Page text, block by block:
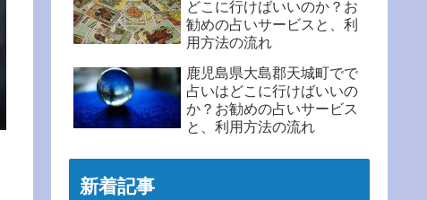
どこに行けばいいのか？お
勧めの占いサービスと、利
用方法の流れ
鹿児島県大島郡天城町でで
占いはどこに行けばいいの
か？お勧めの占いサービス
と、利用方法の流れ
新着記事